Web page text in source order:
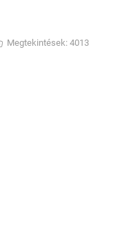
Megtekintések: 4013